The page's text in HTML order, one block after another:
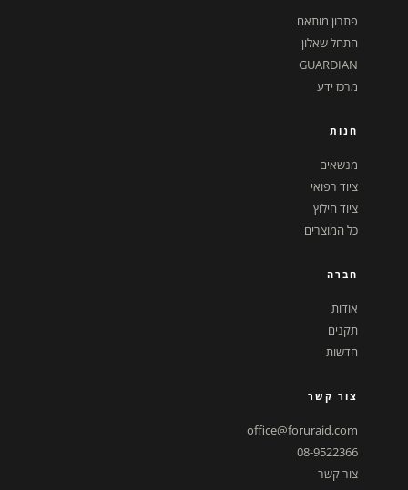
פתרון מותאם
התחל שאלון
GUARDIAN
מרכז ידע
חנות
מנשאים
ציוד רפואי
ציוד חילוץ
כל המוצרים
חברה
אודות
תקנים
חדשות
צור קשר
office@foruraid.com
08-9522366
צור קשר